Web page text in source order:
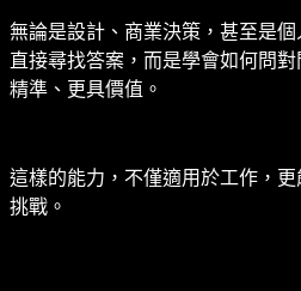
無論是設計、商業決策，甚至是
直接尋找答案，而是學會如何問
精準、更具價值。
這樣的能力，不僅適用於工作，
挑戰。